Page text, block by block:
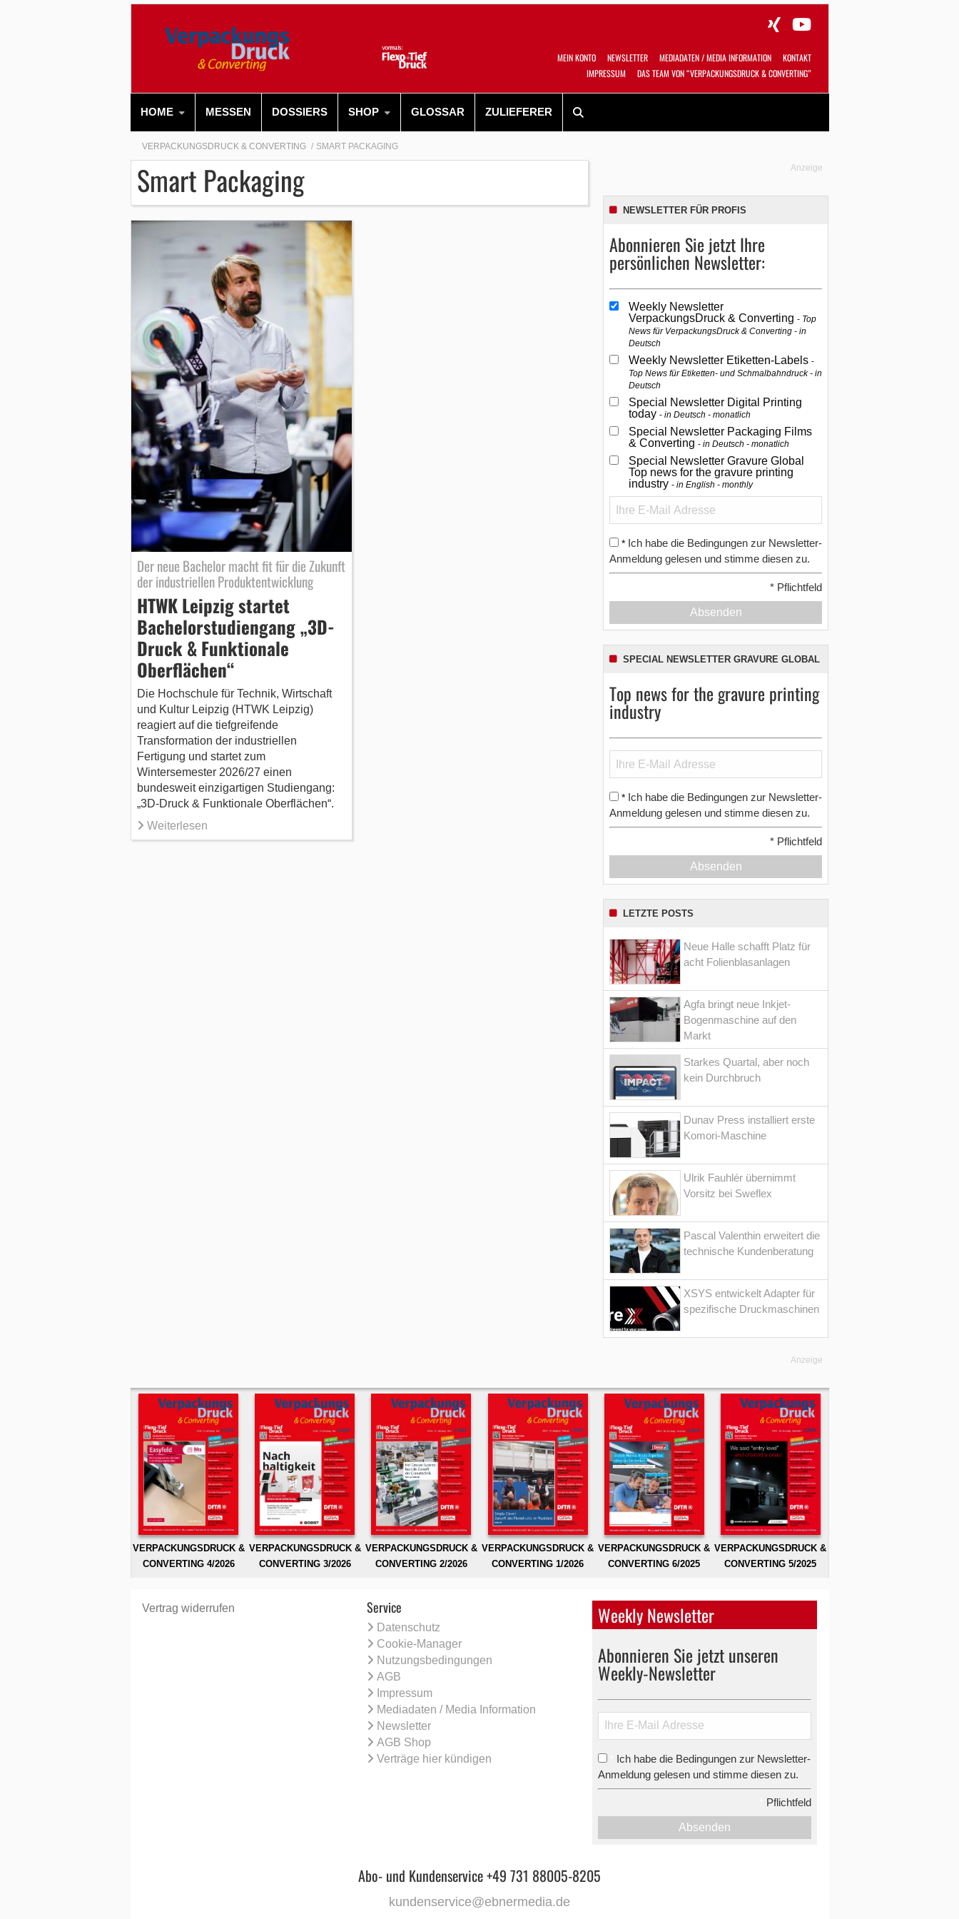
MEIN KONTO NEWSLETTER MEDIADATEN / MEDIA INFORMATION
KONTAKT
IMPRESSUM
DAS TEAM VON “VERPACKUNGSDRUCK & CONVERTING”
HOME MESSEN DOSSIERS SHOP GLOSSAR ZULIEFERER
VERPACKUNGSDRUCK & CONVERTING SMART PACKAGING
Smart Packaging
Der neue Bachelor macht fit für die Zukunft
der industriellen Produktentwicklung
HTWK Leipzig startet
Bachelorstudiengang „3D-
Druck & Funktionale
Oberflächen“
Die Hochschule für Technik, Wirtschaft
und Kultur Leipzig (HTWK Leipzig)
reagiert auf die tiefgreifende
Transformation der industriellen
Fertigung und startet zum
Wintersemester 2026/27 einen
bundesweit einzigartigen Studiengang:
„3D-Druck & Funktionale Oberflächen“.
Weiterlesen
Anzeige
NEWSLETTER FÜR PROFIS
Abonnieren Sie jetzt Ihre
persönlichen Newsletter:
Weekly Newsletter
VerpackungsDruck & Converting Top
News für VerpackungsDruck & Converting - in
Deutsch
Weekly Newsletter Etiketten-Labels
Top News für Etiketten- und Schmalbahndruck - in
Deutsch
Special Newsletter Digital Printing
today in Deutsch - monatlich
Special Newsletter Packaging Films
& Converting in Deutsch - monatlich
Special Newsletter Gravure Global
Top news for the gravure printing
industry in English - monthly
* Ich habe die Bedingungen zur Newsletter-
Anmeldung gelesen und stimme diesen zu.
* Pflichtfeld
Absenden
SPECIAL NEWSLETTER GRAVURE GLOBAL
Top news for the gravure printing
industry
* Ich habe die Bedingungen zur Newsletter-
Anmeldung gelesen und stimme diesen zu.
* Pflichtfeld
Absenden
LETZTE POSTS
Neue Halle schafft Platz für
acht Folienblasanlagen
Agfa bringt neue Inkjet-
Bogenmaschine auf den
Markt
Starkes Quartal, aber noch
kein Durchbruch
Dunav Press installiert erste
Komori-Maschine
Ulrik Fauhlér übernimmt
Vorsitz bei Sweflex
Pascal Valenthin erweitert die
technische Kundenberatung
XSYS entwickelt Adapter für
spezifische Druckmaschinen
Anzeige
VERPACKUNGSDRUCK &
CONVERTING 4/2026
VERPACKUNGSDRUCK &
CONVERTING 3/2026
VERPACKUNGSDRUCK &
CONVERTING 2/2026
VERPACKUNGSDRUCK &
CONVERTING 1/2026
VERPACKUNGSDRUCK &
CONVERTING 6/2025
VERPACKUNGSDRUCK &
CONVERTING 5/2025
Vertrag widerrufen Service
Datenschutz
Cookie-Manager
Nutzungsbedingungen
AGB
Impressum
Mediadaten / Media Information
Newsletter
AGB Shop
Verträge hier kündigen
Weekly Newsletter
Abonnieren Sie jetzt unseren
Weekly-Newsletter
Ich habe die Bedingungen zur Newsletter-
Anmeldung gelesen und stimme diesen zu.
Pflichtfeld
Absenden
Abo- und Kundenservice +49 731 88005-8205
kundenservice@ebnermedia.de